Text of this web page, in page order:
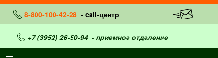
8-800-100-42-28 - call-центр
+7 (3952) 26-50-94- приемное отделение